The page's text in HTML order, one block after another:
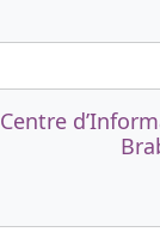
Centre